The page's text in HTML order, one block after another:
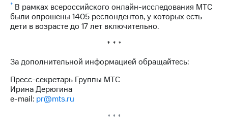
* В рамках всероссийского онлайн-исследования МТС
были опрошены 1405 респондентов, у которых есть
дети в возрасте до 17 лет включительно.
* * *
За дополнительной информацией обращайтесь:
Пресс-секретарь Группы МТС
Ирина Дерюгина
e-mail: pr@mts.ru
* * *